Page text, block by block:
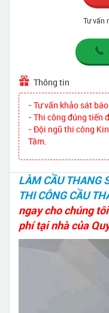
Tư vấn
Thông tin
- Tư vấn khảo sát
- Thi công đúng tiến
- Đội ngũ thi công
Tâm.
LÀM CẦU THANG
THI CÔNG CẦU
ngay cho chúng
phí tại nhà của